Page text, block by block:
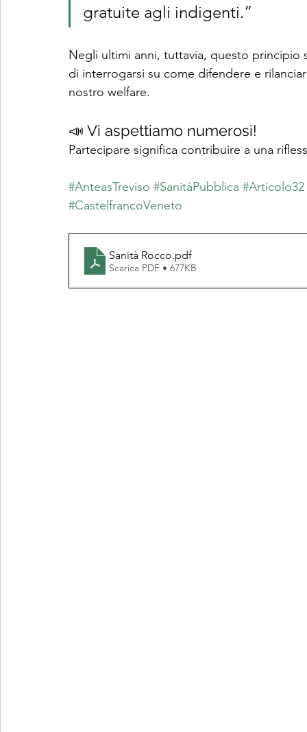
gratuite agli indigenti.”
Negli ultimi anni, tuttavia, questo
di interrogarsi su come difendere e
nostro welfare.
📣 Vi aspettiamo numerosi!
Partecipare significa contribuire a una
#AnteasTreviso #SanitàPubblica #Articolo32
#CastelfrancoVeneto
Sanità Rocco.pdf
Scarica PDF • 677KB